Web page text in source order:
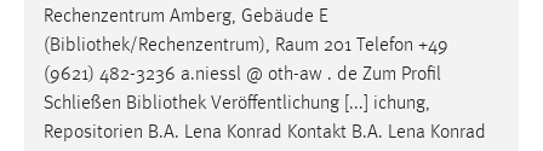
Rechenzentrum Amberg, Gebäude E
(Bibliothek/Rechenzentrum), Raum 201 Telefon +49
(9621) 482-3236 a.niessl @ oth-aw . de Zum Profil
Schließen Bibliothek Veröffentlichung [...] ichung,
Repositorien B.A. Lena Konrad Kontakt B.A. Lena Konrad